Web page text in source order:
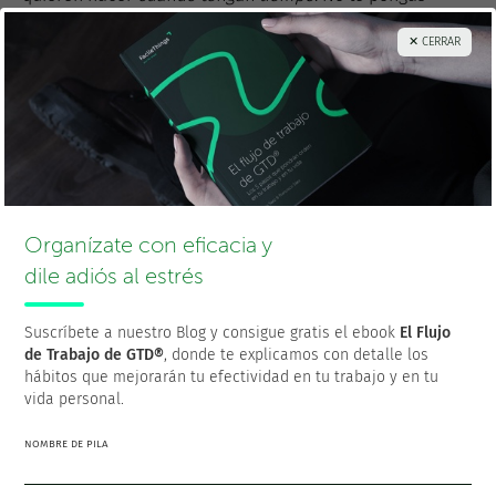
Tener un proyecto personal es hacerlo.
Fantasear no cuenta
Cuidado con esto porque, desgraciadamente, no siempre es
así. Todavía hay
jefecillosque ven unaamenaza
empleados que muestran iniciativas propias.
¡Gracias por compartir!
Francisco es el fundador y CEO deFacileThings. Es también
✕ CERRAR
Organízate con eficacia y
dile adiós al estrés
Suscríbete a nuestro Blog y consigue gratis el ebook El Flujo
de Trabajo de GTD®, donde te explicamos con detalle los
hábitos que mejorarán tu efectividad en tu trabajo y en tu
vida personal.
NOMBRE DE PILA